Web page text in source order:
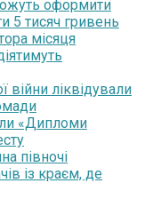
оформити
5 тисяч гривень
місяця
війни ліквідували
«Дипломи
півночі
із краєм, де